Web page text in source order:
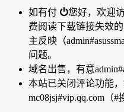
您好，欢迎
如有付
费阅读下载链接失效
主反映（
问题。
域名出售，有意
本站已关闭评论功能
mc08jsj#vip.qq.com（#